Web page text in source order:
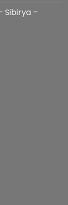
Sibirya –